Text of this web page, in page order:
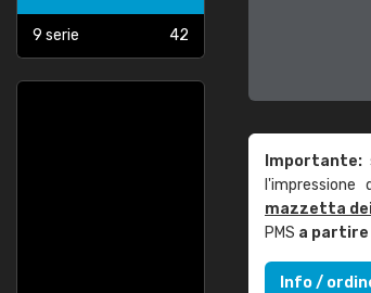
9 serie 42
Importante:
mazzetta
PMS a partire
Info /